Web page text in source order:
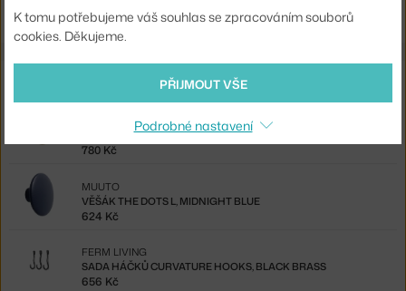
Také by se vám mohlo líbit
THE DOTS METAL L, BRASS
780 Kč
VĚŠÁK THE DOTS L, MIDNIGHT BLUE
MUUTO
624 Kč
SADA HÁČKŮ CURVATURE HOOKS, BLACK BRASS
FERM LIVING
656 Kč
K tomu potřebujeme váš souhlas se zpracováním souborů
cookies. Děkujeme.
PŘIJMOUT VŠE
Podrobné nastavení